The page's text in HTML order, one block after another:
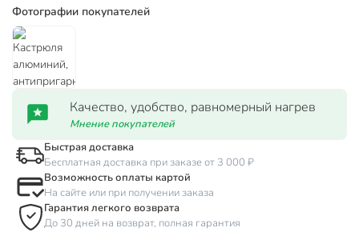
Фотографии покупателей
Качество, удобство, равномерный нагрев
Мнение покупателей
Быстрая доставка
Бесплатная доставка при заказе от 3 000 ₽
Возможность оплаты картой
На сайте или при получении заказа
Гарантия легкого возврата
До 30 дней на возврат, полная гарантия